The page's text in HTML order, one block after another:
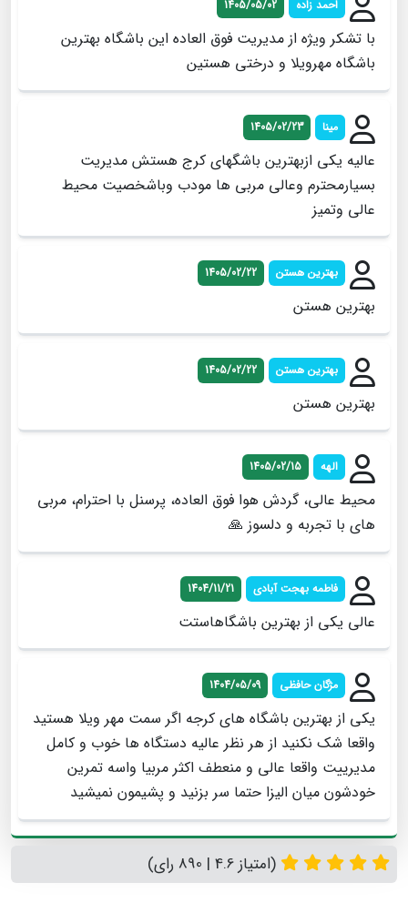
احمد زاده 1405/05/02
با تشکر ویژه از مدیریت فوق العاده این باشگاه بهترین
باشگاه مهرویلا و درختی هستین
مینا 1405/02/23
عالیه یکی ازبهترین باشگهای کرج هستش مدیریت
بسیارمحترم وعالی مربی ها مودب وباشخصیت محیط
عالی وتمیز
بهترین هستن 1405/02/22
بهترین هستن
بهترین هستن 1405/02/22
بهترین هستن
الهه 1405/02/15
محیط عالی، گردش هوا فوق العاده، پرسنل با احترام، مربی
های با تجربه و دلسوز 🙏
فاطمه بهجت آبادي 1404/11/21
عالي يكي از بهترين باشگاهاستت
مژگان حافظى 1404/05/09
يكى از بهترين باشگاه هاى كرجه اگر سمت مهر ويلا هستيد
واقعا شك نكنيد از هر نظر عاليه دستگاه ها خوب و كامل
مديرييت واقعا عالى و منعطف اكثر مربيا واسه تمرين
خودشون ميان اليزا حتما سر بزنيد و پشيمون نميشيد
(امتیاز 4.6 | 890 رای)